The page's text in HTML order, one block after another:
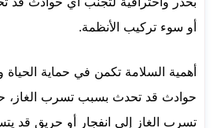
أو سوء تركيب الأنظمة.
أهمية السلامة تكمن في حماية
حوادث قد تحدث بسبب تسرب الغاز،
تسرب الغاز إلى انفجار أو حريق قد